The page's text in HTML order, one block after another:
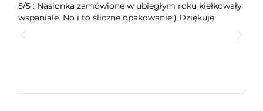
5/5 : Nasionka zamówione w ubiegłym roku kiełkowały
wspaniale. No i to śliczne opakowanie:) Dziękuję